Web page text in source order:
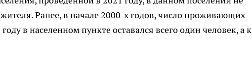
Ранее, в начале 2000-х годов, число проживающих
в населенном пункте оставался всего один человек, а к